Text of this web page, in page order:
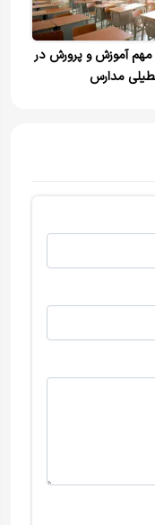
مهم آموزش و پرورش در
مدارس